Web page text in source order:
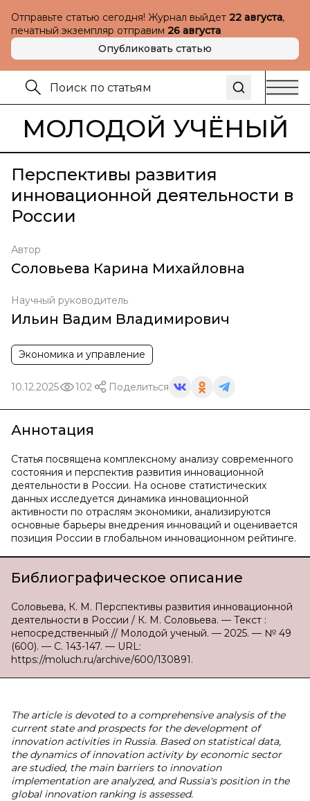
Отправьте статью сегодня! Журнал выйдет 22 августа,
печатный экземпляр отправим 26 августа
Опубликовать статью
МОЛОДОЙ УЧЁНЫЙ
Перспективы развития
инновационной деятельности в
России
Автор
Соловьева Карина Михайловна
Научный руководитель
Ильин Вадим Владимирович
Экономика и управление
10.12.2025 102 Поделиться
Аннотация
Статья посвящена комплексному анализу современного
состояния и перспектив развития инновационной
деятельности в России. На основе статистических
данных исследуется динамика инновационной
активности по отраслям экономики, анализируются
основные барьеры внедрения инноваций и оценивается
позиция России в глобальном инновационном рейтинге.
Библиографическое описание
Соловьева, К. М. Перспективы развития инновационной
деятельности в России / К. М. Соловьева. — Текст :
непосредственный // Молодой ученый. — 2025. — № 49
(600). — С. 143-147. — URL:
https://moluch.ru/archive/600/130891.
The article is devoted to a comprehensive analysis of the
current state and prospects for the development of
innovation activities in Russia. Based on statistical data,
the dynamics of innovation activity by economic sector
are studied, the main barriers to innovation
implementation are analyzed, and Russia's position in the
global innovation ranking is assessed.